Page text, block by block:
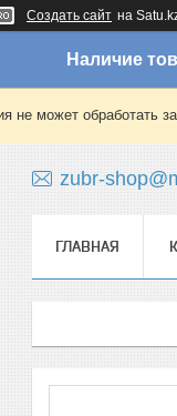
Создать сайт на
Наличие
не может обработать
zubr-
ГЛАВНАЯ